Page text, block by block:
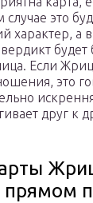
это
характер, а
Если
это
друг к
прямом